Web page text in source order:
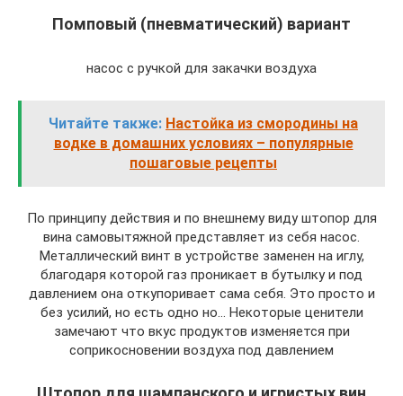
Помповый (пневматический) вариант
насос с ручкой для закачки воздуха
Читайте также: Настойка из смородины на
водке в домашних условиях – популярные
пошаговые рецепты
По принципу действия и по внешнему виду штопор для
вина самовытяжной представляет из себя насос.
Металлический винт в устройстве заменен на иглу,
благодаря которой газ проникает в бутылку и под
давлением она откупоривает сама себя. Это просто и
без усилий, но есть одно но… Некоторые ценители
замечают что вкус продуктов изменяется при
соприкосновении воздуха под давлением